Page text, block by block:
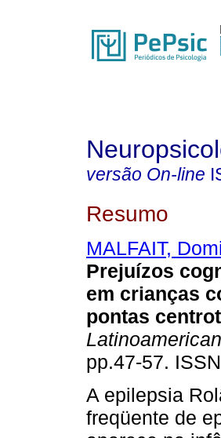
versão On-line
Resumo
MALFAIT,
Prejuízos
em crianças
pontas
pp.47-57.
A epilepsia
freqüente de